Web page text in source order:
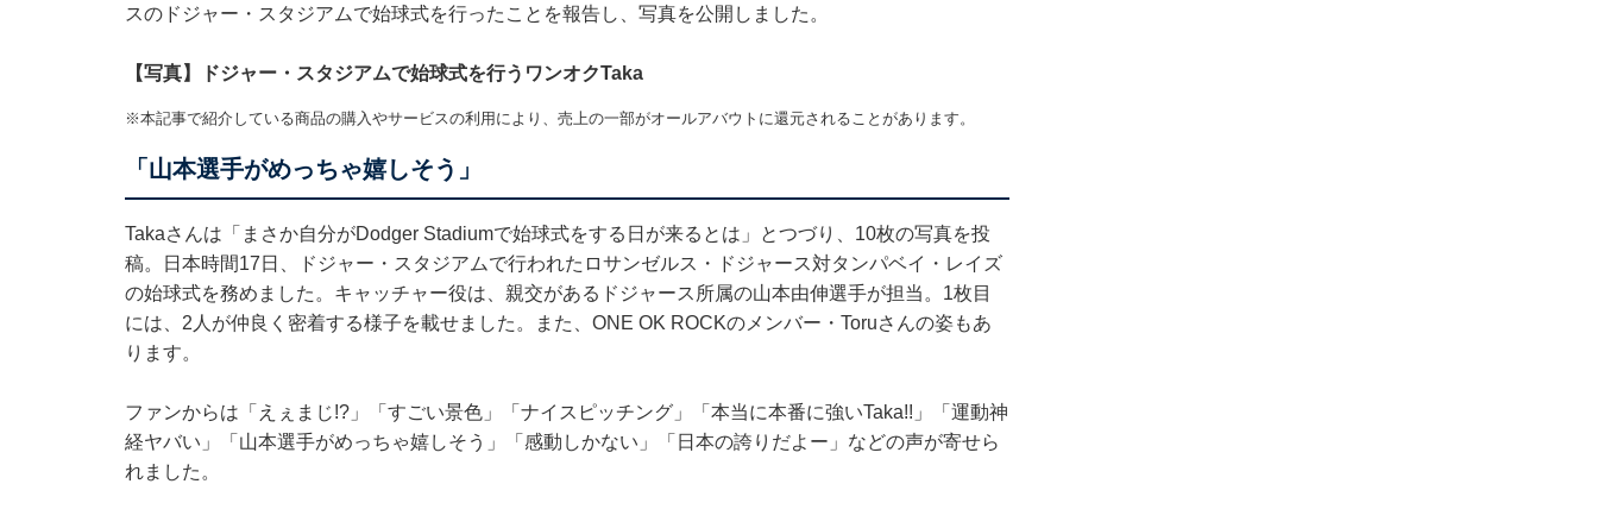
スのドジャー・スタジアムで始球式を行ったことを報告し、写真を公開しました。
【写真】ドジャー・スタジアムで始球式を行うワンオクTaka
※本記事で紹介している商品の購入やサービスの利用により、売上の一部がオールアバウトに還元されることがあります。
「山本選手がめっちゃ嬉しそう」
Takaさんは「まさか自分がDodger Stadiumで始球式をする日が来るとは」とつづり、10枚の写真を投
稿。日本時間17日、ドジャー・スタジアムで行われたロサンゼルス・ドジャース対タンパベイ・レイズ
の始球式を務めました。キャッチャー役は、親交があるドジャース所属の山本由伸選手が担当。1枚目
には、2人が仲良く密着する様子を載せました。また、ONE OK ROCKのメンバー・Toruさんの姿もあ
ります。
ファンからは「えぇまじ!?」「すごい景色」「ナイスピッチング」「本当に本番に強いTaka!!」「運動神
経ヤバい」「山本選手がめっちゃ嬉しそう」「感動しかない」「日本の誇りだよー」などの声が寄せら
れました。